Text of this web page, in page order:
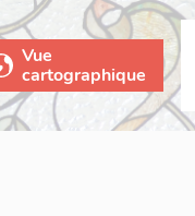
Vue
cartographique